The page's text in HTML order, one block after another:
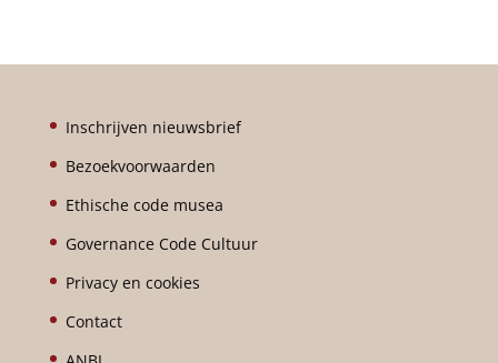
Inschrijven nieuwsbrief
Bezoekvoorwaarden
Ethische code musea
Governance Code Cultuur
Privacy en cookies
Contact